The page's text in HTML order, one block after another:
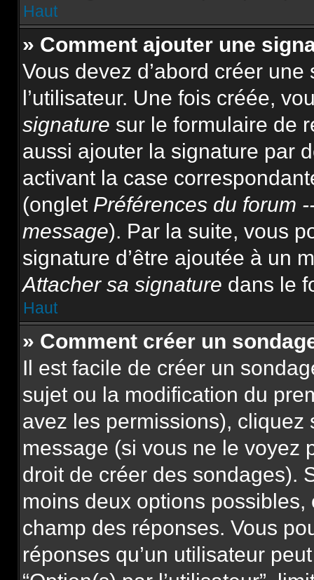
Haut
» Comment ajouter une
Vous devez d’abord créer
l’utilisateur. Une fois créée,
signature sur le formulaire de
aussi ajouter la signature par
activant la case
(onglet Préférences du forum
message). Par la suite, vous
signature d’être ajoutée à un
Attacher sa signature dans le
Haut
» Comment créer un
Il est facile de créer un
sujet ou la modification du
avez les permissions), cliquez
message (si vous ne le voyez
droit de créer des sondages).
moins deux options
champ des réponses. Vous
réponses qu’un utilisateur